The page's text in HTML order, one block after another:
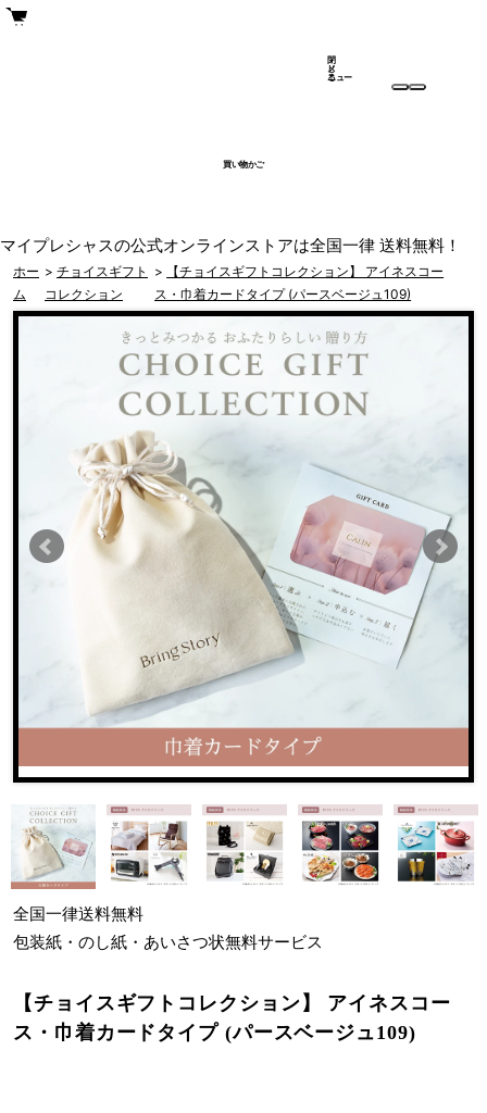
買い物かご
メ
ニュー
閉
じ
る
マイプレシャスの公式オンラインストアは全国一律 送料無料！
ホー
ム
> チョイスギフト
コレクション
>
【チョイスギフトコレクション】 アイネスコー
ス・巾着カードタイプ (パースベージュ109)
全国一律送料無料
包装紙・のし紙・あいさつ状無料サービス
【チョイスギフトコレクション】 アイネスコー
ス・巾着カードタイプ (パースベージュ109)